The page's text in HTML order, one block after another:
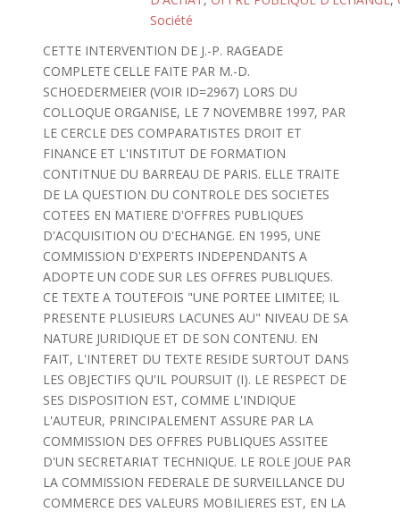
Société
CETTE INTERVENTION DE J.-P. RAGEADE
COMPLETE CELLE FAITE PAR M.-D.
SCHOEDERMEIER (VOIR ID=2967) LORS DU
COLLOQUE ORGANISE, LE 7 NOVEMBRE 1997, PAR
LE CERCLE DES COMPARATISTES DROIT ET
FINANCE ET L'INSTITUT DE FORMATION
CONTITNUE DU BARREAU DE PARIS. ELLE TRAITE
DE LA QUESTION DU CONTROLE DES SOCIETES
COTEES EN MATIERE D'OFFRES PUBLIQUES
D'ACQUISITION OU D'ECHANGE. EN 1995, UNE
COMMISSION D'EXPERTS INDEPENDANTS A
ADOPTE UN CODE SUR LES OFFRES PUBLIQUES.
CE TEXTE A TOUTEFOIS "UNE PORTEE LIMITEE; IL
PRESENTE PLUSIEURS LACUNES AU" NIVEAU DE SA
NATURE JURIDIQUE ET DE SON CONTENU. EN
FAIT, L'INTERET DU TEXTE RESIDE SURTOUT DANS
LES OBJECTIFS QU'IL POURSUIT (I). LE RESPECT DE
SES DISPOSITION EST, COMME L'INDIQUE
L'AUTEUR, PRINCIPALEMENT ASSURE PAR LA
COMMISSION DES OFFRES PUBLIQUES ASSITEE
D'UN SECRETARIAT TECHNIQUE. LE ROLE JOUE PAR
LA COMMISSION FEDERALE DE SURVEILLANCE DU
COMMERCE DES VALEURS MOBILIERES EST, EN LA